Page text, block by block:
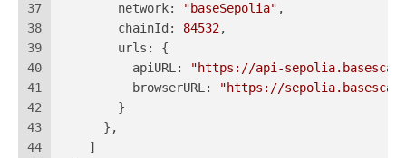
37
38
39
40
41
42
43
44
network: "baseSepolia" ,
chainId : 84532,
urls : {
apiURL :
"https://api-
browserURL :
"https://
        }
      },
    ]